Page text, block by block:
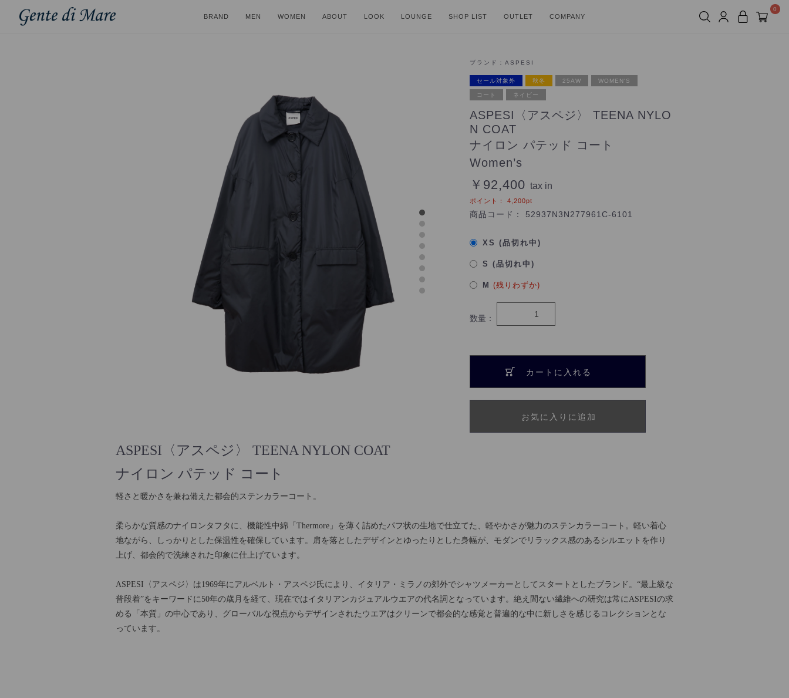
BRAND MEN WOMEN ABOUT LOOK LOUNGE SHOP LIST OUTLET COMPANY
0
ブランド： ASPESI
セール対象外 秋冬 25AW WOMEN'S
コート ネイビー
ASPESI〈アスペジ〉 TEENA NYLO
N COAT
ナイロン パテッド コート
Women’s
￥92,400 tax in
ポイント： 4,200pt
商品コード： 52937N3N277961C-6101
XS (品切れ中)
S (品切れ中)
M (残りわずか)
数量：
カートに入れる
お気に入りに追加
ASPESI〈アスペジ〉 TEENA NYLON COAT
ナイロン パテッド コート
軽さと暖かさを兼ね備えた都会的ステンカラーコート。
柔らかな質感のナイロンタフタに、機能性中綿「Thermore」を薄く詰めたパフ状の生地で仕立てた、軽やかさが魅力のステンカラーコート。軽い着心
地ながら、しっかりとした保温性を確保しています。肩を落としたデザインとゆったりとした身幅が、モダンでリラックス感のあるシルエットを作り
上げ、都会的で洗練された印象に仕上げています。
ASPESI〈アスペジ〉は1969年にアルベルト・アスペジ氏により、イタリア・ミラノの郊外でシャツメーカーとしてスタートとしたブランド。“最上級な
普段着”をキーワードに50年の歳月を経て、現在ではイタリアンカジュアルウエアの代名詞となっています。絶え間ない繊維への研究は常にASPESIの求
める「本質」の中心であり、グローバルな視点からデザインされたウエアはクリーンで都会的な感覚と普遍的な中に新しさを感じるコレクションとな
っています。